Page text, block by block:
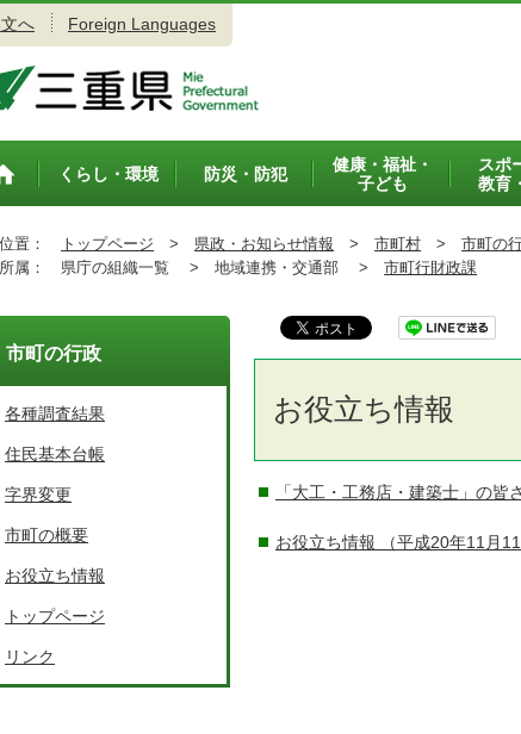
へ Foreign Languages
プペ
くらし・環境 防災・防犯
健康・福祉・
子ども
スポ
教育
置： トップページ > 県政・お知らせ情報 > 市町村 > 市町の
属：
県庁の組織一覧 > 地域連携・交通部 > 市町行財政課
お役立ち情報
「大工・工務店・建築士」の皆
お役立ち情報 （平成20年11月11
市町の行政
各種調査結果
住民基本台帳
字界変更
市町の概要
お役立ち情報
トップページ
リンク